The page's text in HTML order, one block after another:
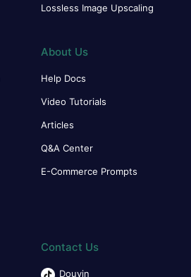
Lossless Image Upscaling
About Us
Help Docs
Video Tutorials
Articles
Q&A Center
E-Commerce Prompts
Contact Us
Douyin